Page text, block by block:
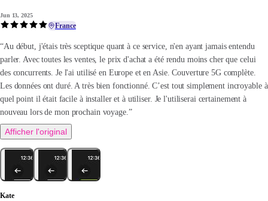
Jun 13, 2025
France
“Au début, j'étais très sceptique quant à ce service, n'en ayant jamais entendu
parler. Avec toutes les ventes, le prix d'achat a été rendu moins cher que celui
des concurrents. Je l'ai utilisé en Europe et en Asie. Couverture 5G complète.
Les données ont duré. A très bien fonctionné. C’est tout simplement incroyable à
quel point il était facile à installer et à utiliser. Je l'utiliserai certainement à
nouveau lors de mon prochain voyage.”
Afficher l'original
Kate